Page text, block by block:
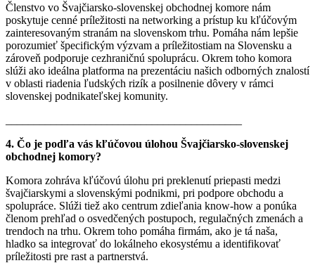
Členstvo vo Švajčiarsko-slovenskej obchodnej komore nám
poskytuje cenné príležitosti na networking a prístup ku kľúčovým
zainteresovaným stranám na slovenskom trhu. Pomáha nám lepšie
porozumieť špecifickým výzvam a príležitostiam na Slovensku a
zároveň podporuje cezhraničnú spoluprácu. Okrem toho komora
slúži ako ideálna platforma na prezentáciu našich odborných znalostí
v oblasti riadenia ľudských rizík a posilnenie dôvery v rámci
slovenskej podnikateľskej komunity.
4. Čo je podľa vás kľúčovou úlohou Švajčiarsko-slovenskej
obchodnej komory?
Komora zohráva kľúčovú úlohu pri preklenutí priepasti medzi
švajčiarskymi a slovenskými podnikmi, pri podpore obchodu a
spolupráce. Slúži tiež ako centrum zdieľania know-how a ponúka
členom prehľad o osvedčených postupoch, regulačných zmenách a
trendoch na trhu. Okrem toho pomáha firmám, ako je tá naša,
hladko sa integrovať do lokálneho ekosystému a identifikovať
príležitosti pre rast a partnerstvá.